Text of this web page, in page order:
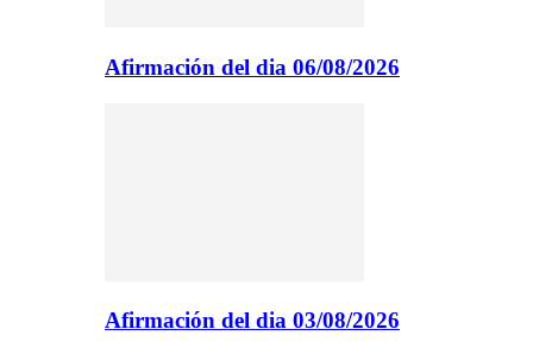
Afirmación del dia 06/08/2026
Afirmación del dia 03/08/2026